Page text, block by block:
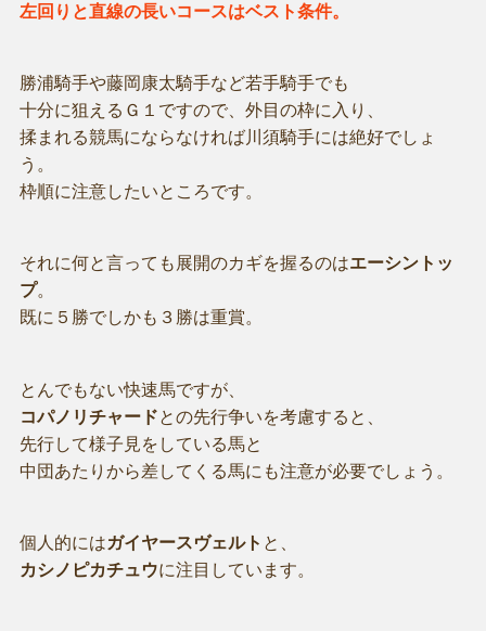
左回りと直線の長いコースはベスト条件。
勝浦騎手や藤岡康太騎手など若手騎手でも
十分に狙えるＧ１ですので、外目の枠に入り、
揉まれる競馬にならなければ川須騎手には絶好でしょ
う。
枠順に注意したいところです。
それに何と言っても展開のカギを握るのはエーシントッ
プ。
既に５勝でしかも３勝は重賞。
とんでもない快速馬ですが、
コパノリチャードとの先行争いを考慮すると、
先行して様子見をしている馬と
中団あたりから差してくる馬にも注意が必要でしょう。
個人的にはガイヤースヴェルト と、
カシノピカチュウに注目しています。